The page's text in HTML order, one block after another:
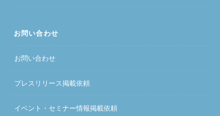
お問い合わせ
お問い合わせ
プレスリリース掲載依頼
イベント・セミナー情報掲載依頼